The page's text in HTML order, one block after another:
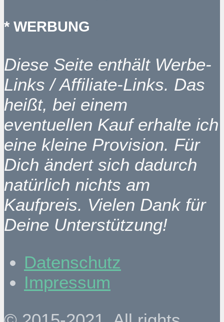
* WERBUNG
Diese Seite enthält Werbe-
Links / Affiliate-Links. Das
heißt, bei einem
eventuellen Kauf erhalte ich
eine kleine Provision. Für
Dich ändert sich dadurch
natürlich nichts am
Kaufpreis. Vielen Dank für
Deine Unterstützung!
Datenschutz
Impressum